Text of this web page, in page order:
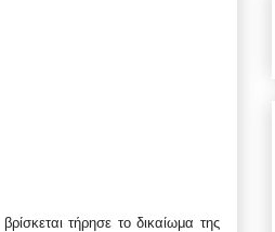
τήρησε το δικαίωμα της